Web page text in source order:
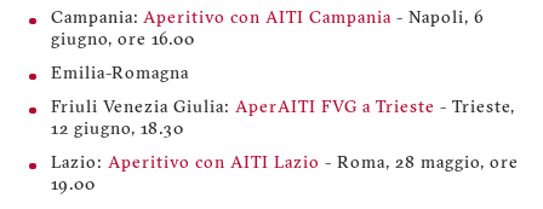
Campania: Aperitivo con AITI Campania - Napoli, 6
giugno, ore 16.00
Emilia-Romagna
Friuli Venezia Giulia: AperAITI FVG a Trieste - Trieste,
12 giugno, 18.30
Lazio: Aperitivo con AITI Lazio - Roma, 28 maggio, ore
19.00